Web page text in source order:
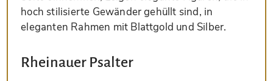
hoch stilisierte Gewänder gehüllt sind, in
eleganten Rahmen mit Blattgold und Silber.
Rheinauer Psalter